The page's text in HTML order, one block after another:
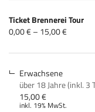
Produkte
Unkategorisierte
Produkte
Ticket Brennerei Tour
von
bis
0,00 € – 15,00 €
Erwachsene
über 18 Jahre (inkl. 3
15,00 €
inkl. 19% MwSt.